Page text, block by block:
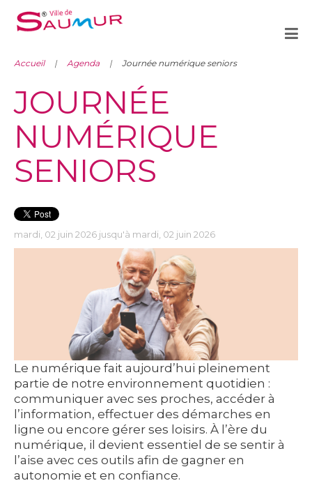
Accueil Agenda Journée numérique seniors
JOURNÉE
NUMÉRIQUE
SENIORS
mardi, 02 juin 2026 jusqu'à mardi, 02 juin 2026
Le numérique fait aujourd’hui pleinement
partie de notre environnement quotidien :
communiquer avec ses proches, accéder à
l’information, effectuer des démarches en
ligne ou encore gérer ses loisirs. À l’ère du
numérique, il devient essentiel de se sentir à
l’aise avec ces outils afin de gagner en
autonomie et en confiance.